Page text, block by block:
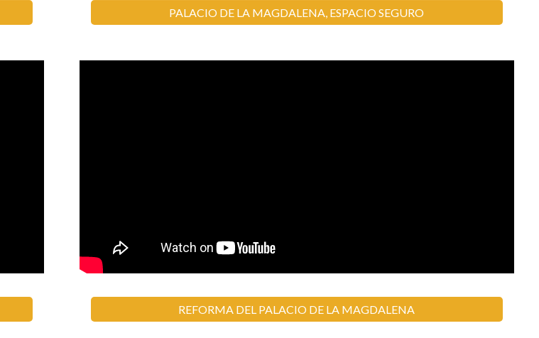
PALACIO DE LA MAGDALENA, ESPACIO SEGURO
REFORMA DEL PALACIO DE LA MAGDALENA